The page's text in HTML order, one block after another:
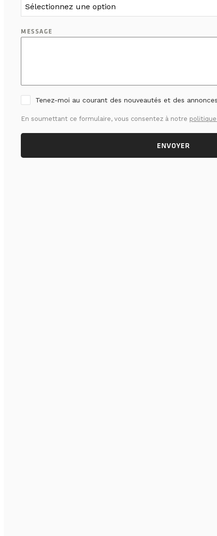
Sélectionnez une option
MESSAGE
Tenez-moi au courant des nouveautés et des
En soumettant ce formulaire, vous consentez à notre
ENVOYER